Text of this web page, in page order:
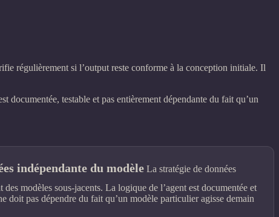
régulièrement si l’output reste conforme à la conception initiale. Il
documentée, testable et pas entièrement dépendante du fait qu’un
indépendante du modèle La stratégie de données
modèles sous‑jacents. La logique de l’agent est documentée et
doit pas dépendre du fait qu’un modèle particulier agisse demain